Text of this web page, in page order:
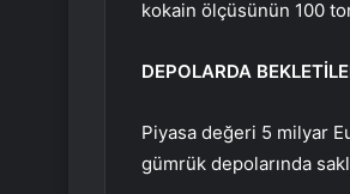
kokain ölçüsünün 100
DEPOLARDA
Piyasa değeri 5 milyar
gümrük depolarında